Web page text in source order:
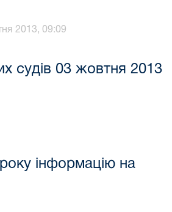
2013, 09:09
судів 03 жовтня 2013
інформацію на